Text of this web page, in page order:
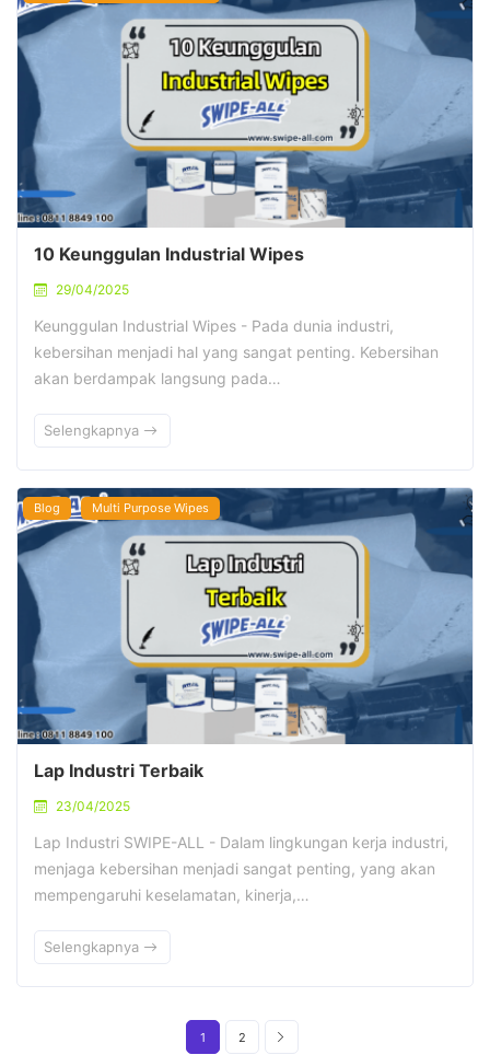
10 Keunggulan Industrial Wipes
29/04/2025
Keunggulan Industrial Wipes - Pada dunia industri,
kebersihan menjadi hal yang sangat penting. Kebersihan
akan berdampak langsung pada…
Selengkapnya
Blog Multi Purpose Wipes
Lap Industri Terbaik
23/04/2025
Lap Industri SWIPE-ALL - Dalam lingkungan kerja industri,
menjaga kebersihan menjadi sangat penting, yang akan
mempengaruhi keselamatan, kinerja,…
Selengkapnya
1 2